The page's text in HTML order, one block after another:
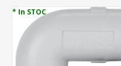
* In STOC